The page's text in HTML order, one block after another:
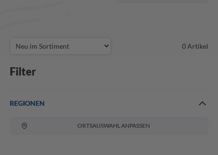
0Artikel
Filter
REGIONEN
ORTSAUSWAHL ANPASSEN